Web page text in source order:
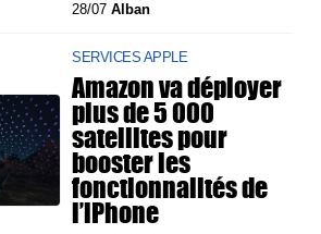
28/07Alban
SERVICES APPLE
Amazon va déployer
plus de 5 000
satellites pour
booster les
fonctionnalités de
l’iPhone